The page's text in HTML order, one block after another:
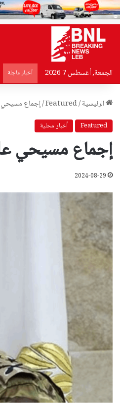
الجمعة, أغسطس 7 2026 أخبار عاجلة
الرئيسية/
Featured
/إجماع مسيحي
Featured أخبار محلية
إجماع مسيحي
2024-08-29